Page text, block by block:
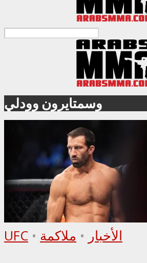
وسمتايرون وودلي
UFC • الأخبار • ملاكمة